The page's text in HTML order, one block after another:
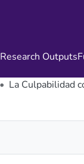
Research Outputs
La Culpabilidad